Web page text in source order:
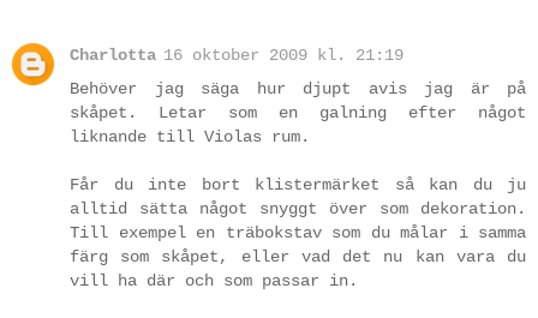
Charlotta 16 oktober 2009 kl. 21:19
Behöver jag säga hur djupt avis jag är på
skåpet. Letar som en galning efter något
liknande till Violas rum.
Får du inte bort klistermärket så kan du ju
alltid sätta något snyggt över som dekoration.
Till exempel en träbokstav som du målar i samma
färg som skåpet, eller vad det nu kan vara du
vill ha där och som passar in.